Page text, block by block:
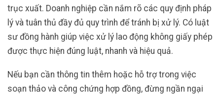
trục xuất. Doanh nghiệp cần nắm rõ các quy định pháp
lý và tuân thủ đầy đủ quy trình để tránh bị xử lý. Có luật
sư đồng hành giúp việc xử lý lao động không giấy phép
được thực hiện đúng luật, nhanh và hiệu quả.
Nếu bạn cần thông tin thêm hoặc hỗ trợ trong việc
soạn thảo và công chứng hợp đồng, đừng ngần ngại